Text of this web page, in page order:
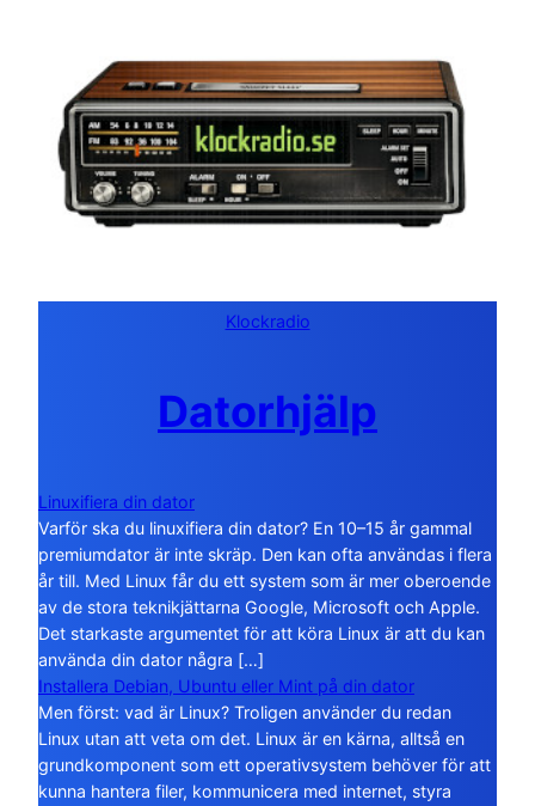
Klockradio
Datorhjälp
Linuxifiera din dator
Varför ska du linuxifiera din dator? En 10–15 år gammal
premiumdator är inte skräp. Den kan ofta användas i flera
år till. Med Linux får du ett system som är mer oberoende
av de stora teknikjättarna Google, Microsoft och Apple.
Det starkaste argumentet för att köra Linux är att du kan
använda din dator några […]
Installera Debian, Ubuntu eller Mint på din dator
Men först: vad är Linux? Troligen använder du redan
Linux utan att veta om det. Linux är en kärna, alltså en
grundkomponent som ett operativsystem behöver för att
kunna hantera filer, kommunicera med internet, styra